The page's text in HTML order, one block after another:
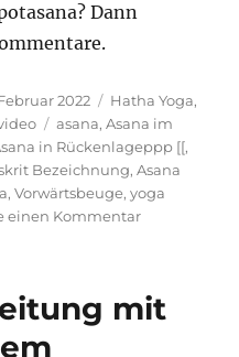
Dann
2022 Kategorien
Hatha Yoga,
Schlagwörter
asana,Asana im
in Rückenlageppp [[,
Bezeichnung,Asana
,Vorwärtsbeuge,yoga
einen Kommentarzu
mit